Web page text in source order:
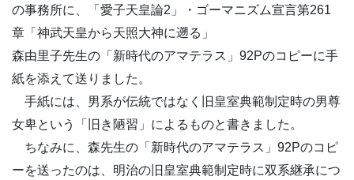
の事務所に、「愛子天皇論2」・ゴーマニズム宣言第261
章「神武天皇から天照大神に遡る」
森由里子先生の「新時代のアマテラス」92Pのコピーに手
紙を添えて送りました。
手紙には、男系が伝統ではなく旧皇室典範制定時の男尊
女卑という「旧き陋習」によるものと書きました。
ちなみに、森先生の「新時代のアマテラス」92Pのコピ
ーを送ったのは、明治の旧皇室典範制定時に双系継承につ